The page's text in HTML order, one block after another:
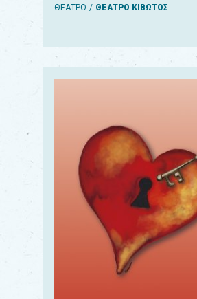
ΘΕΑΤΡΟ ΘΕΑΤΡΟ ΚΙΒΩΤΟΣ